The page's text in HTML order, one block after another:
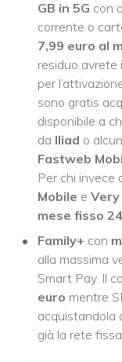
GB in 5G con
corrente o
7,99 euro al
residuo avrete
per
sono gratis
disponibile a
da Iliad o
Fastweb
Per chi invece
Mobile e Very
mese fisso
Family+ con
alla massima
Smart Pay. Il
euro mentre
acquistandola
già la rete